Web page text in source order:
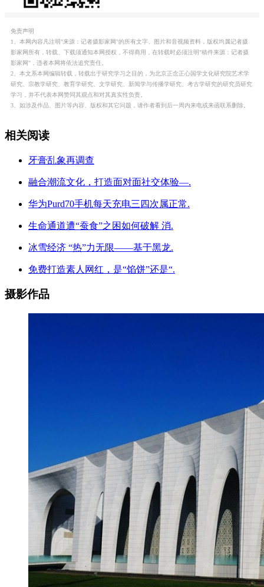
免责声明
1、本网内容凡注明"来源：记者摄影家网"的所有文字、图片和音视频资料，版权均属记者摄
影家网所有，转载、下载须通知本网授权，不得商用，在转载时必须注明"稿件来源：记者摄
影家网"，违者本网将依法追究责任。
2、本文系本网编辑转载，转载出于研究学习之目的，为北京正念正心国学文化研究院艺术学
研究、宗教学研究、教育学研究、文学研究、新闻学与传播学研究、考古学研究的研究员研究
学习，并不代表本网赞同其观点和对其真实性负责。
3、如涉及作品、图片等内容、版权和其它问题，请作者看到后一周内来电或来函联系删除。
相关阅读
牙膏乱象再调查
融合潮流文化，打造面对面社交体验—.
华为Purd70手机每天充电三四次属正常.
生命通道遭“蚕食”之困如何破解 消.
冰雪经济 “热”力无限——基于黑龙.
免费打造素人网红，是“馅饼”还是“.
摄影作品